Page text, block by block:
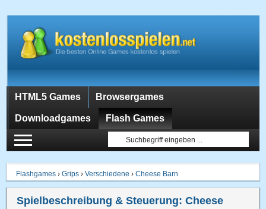
HTML5 Games Browsergames
Downloadgames Flash Games
Flashgames ›Grips ›Verschiedene ›Cheese Barn
Spielbeschreibung & Steuerung:Cheese